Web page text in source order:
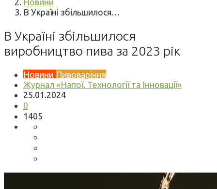
Новини
В Україні збільшилося…
В Україні збільшилося
виробництво пива за 2023 рік
Новини Пивоваріння
Журнал «Напої. Технології та Інновації»
25.01.2024
0
1405